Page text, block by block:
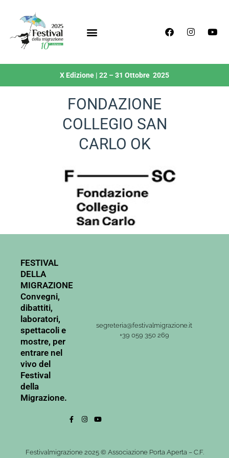
X Edizione | 22 – 31 Ottobre 2025
FONDAZIONE
COLLEGIO SAN
CARLO OK
FESTIVAL
DELLA
MIGRAZIONE
Convegni,
dibattiti,
laboratori,
spettacoli e
mostre, per
entrare nel
vivo del
Festival
della
Migrazione.
segreteria@festivalmigrazione.it
+39 059 350 269
Festivalmigrazione 2025 © Associazione Porta Aperta – C.F.